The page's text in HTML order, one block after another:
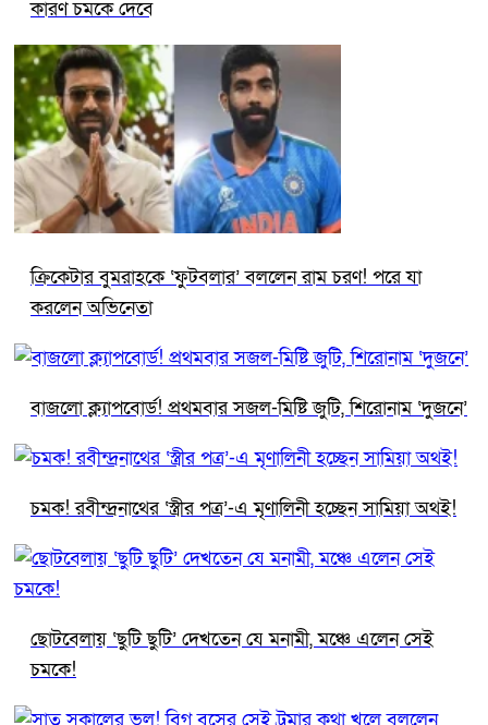
কারণ চমকে দেবে
ক্রিকেটার বুমরাহকে ‘ফুটবলার’ বললেন রাম চরণ! পরে যা
করলেন অভিনেতা
বাজলো ক্ল্যাপবোর্ড! প্রথমবার সজল-মিষ্টি জুটি, শিরোনাম ‘দুজনে’
চমক! রবীন্দ্রনাথের ‘স্ত্রীর পত্র’-এ মৃণালিনী হচ্ছেন সামিয়া অথই!
ছোটবেলায় ‘ছুটি ছুটি’ দেখতেন যে মনামী, মঞ্চে এলেন সেই
চমকে!